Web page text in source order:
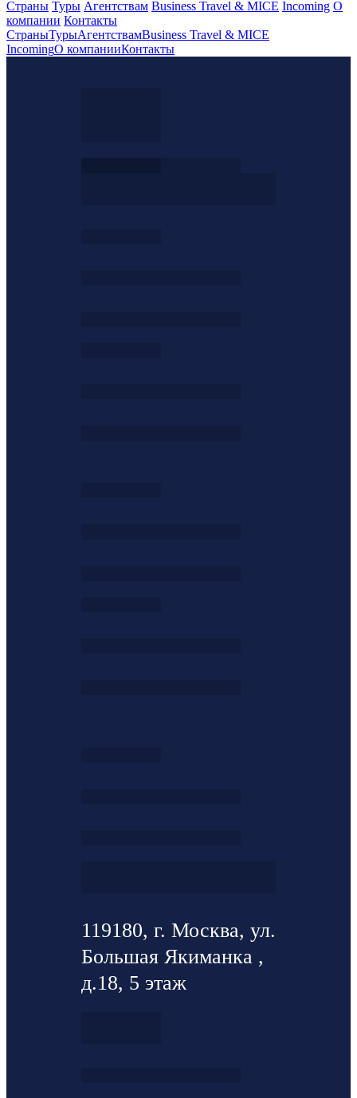
Страны Туры Агентствам Business Travel & MICE Incoming О
компании Контакты
СтраныТурыАгентствамBusiness Travel & MICE
IncomingО компанииКонтакты
119180, г. Москва, ул.
Большая Якиманка ,
д.18, 5 этаж